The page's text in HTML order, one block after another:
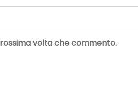
volta che commento.